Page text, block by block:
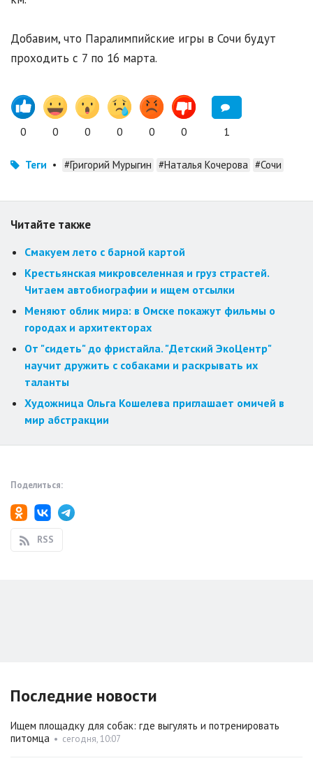
Добавим, что Паралимпийские игры в Сочи будут
проходить с 7 по 16 марта.
0 0 0 0 0 0 1
Теги • #Григорий Мурыгин #Наталья Кочерова #Сочи
Читайте также
Смакуем лето с барной картой
Крестьянская микровселенная и груз страстей.
Читаем автобиографии и ищем отсылки
Меняют облик мира: в Омске покажут фильмы о
городах и архитекторах
От "сидеть" до фристайла. "Детский ЭкоЦентр"
научит дружить с собаками и раскрывать их
таланты
Художница Ольга Кошелева приглашает омичей в
мир абстракции
Поделиться:
RSS
Последние новости
Ищем площадку для собак: где выгулять и потренировать
питомца • сегодня, 10:07